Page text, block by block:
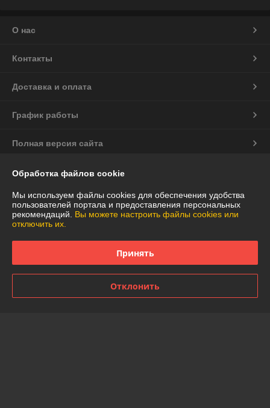
О нас
Контакты
Доставка и оплата
График работы
Полная версия сайта
Политика обработки cookies
Сайт создан на платформе Deal.by
Информация для покупателя
Обработка файлов cookie
Мы используем файлы cookies для обеспечения удобства
пользователей портала и предоставления персональных
рекомендаций. Вы можете настроить файлы cookies или
отключить их.
Принять
Отклонить